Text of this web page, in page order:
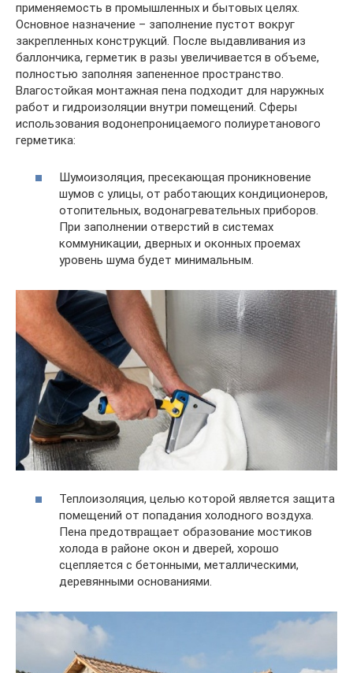
применяемость в промышленных и бытовых целях.
Основное назначение – заполнение пустот вокруг
закрепленных конструкций. После выдавливания из
баллончика, герметик в разы увеличивается в объеме,
полностью заполняя запененное пространство.
Влагостойкая монтажная пена подходит для наружных
работ и гидроизоляции внутри помещений. Сферы
использования водонепроницаемого полиуретанового
герметика:
Шумоизоляция, пресекающая проникновение
шумов с улицы, от работающих кондиционеров,
отопительных, водонагревательных приборов.
При заполнении отверстий в системах
коммуникации, дверных и оконных проемах
уровень шума будет минимальным.
Теплоизоляция, целью которой является защита
помещений от попадания холодного воздуха.
Пена предотвращает образование мостиков
холода в районе окон и дверей, хорошо
сцепляется с бетонными, металлическими,
деревянными основаниями.